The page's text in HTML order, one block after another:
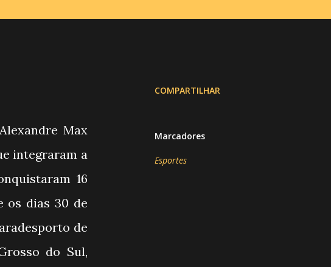
Max
integraram a
16
os dias 30 de
de
do Sul,
COMPARTILHAR
Marcadores
Esportes